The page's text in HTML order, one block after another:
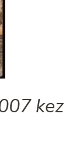
kez